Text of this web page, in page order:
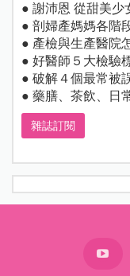
● 謝沛恩 從甜美少
● 剖婦產媽媽各階
● 產檢與生產醫院
● 好醫師５大檢驗
● 破解４個最常被
● 藥膳、茶飲、日
雜誌訂閱